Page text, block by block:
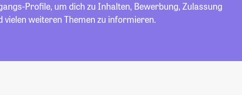
Profile, um dich zu Inhalten, Bewerbung, Zulassung
vielen weiteren Themen zu informieren.